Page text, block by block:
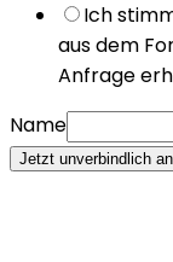
Ich
aus dem
Anfrage
Name
Jetzt unverbindlich